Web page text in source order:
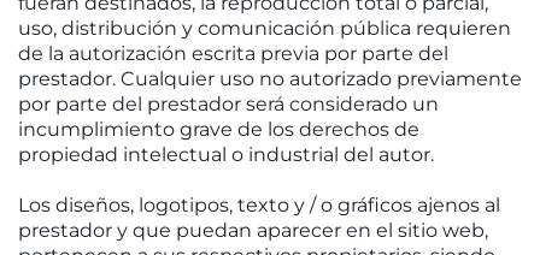
uso, distribución y comunicación pública requieren
de la autorización escrita previa por parte del
prestador. Cualquier uso no autorizado previamente
por parte del prestador será considerado un
incumplimiento grave de los derechos de
propiedad intelectual o industrial del autor.
Los diseños, logotipos, texto y / o gráficos ajenos al
prestador y que puedan aparecer en el sitio web,